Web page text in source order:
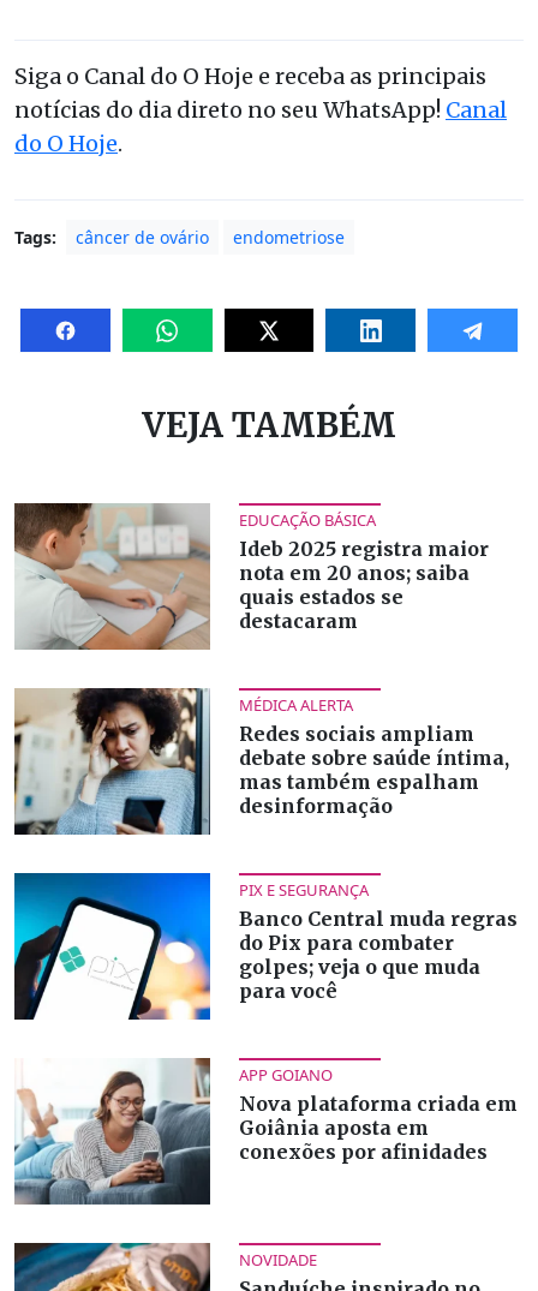
Siga o Canal do O Hoje e receba as principais
notícias do dia direto no seu WhatsApp! Canal
do O Hoje.
Tags: câncer de ovário endometriose
VEJA TAMBÉM
EDUCAÇÃO BÁSICA
Ideb 2025 registra maior
nota em 20 anos; saiba
quais estados se
destacaram
MÉDICA ALERTA
Redes sociais ampliam
debate sobre saúde íntima,
mas também espalham
desinformação
PIX E SEGURANÇA
Banco Central muda regras
do Pix para combater
golpes; veja o que muda
para você
APP GOIANO
Nova plataforma criada em
Goiânia aposta em
conexões por afinidades
NOVIDADE